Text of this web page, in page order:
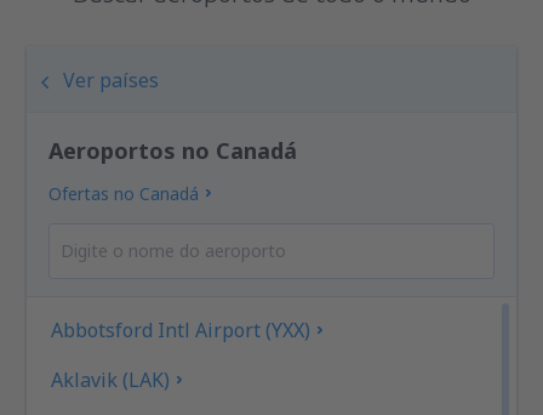
Ver países
Aeroportos no Canadá
Ofertas no Canadá
Abbotsford Intl Airport (YXX)
Aklavik (LAK)